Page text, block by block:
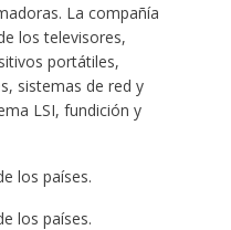
La compañía
los televisores,
portátiles,
sistemas de red y
LSI, fundición y
los países.
los países.